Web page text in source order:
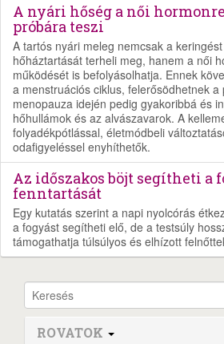
A nyári hőség a női
próbára teszi
A tartós nyári meleg nemcsak a
hőháztartását terheli meg, hanem a női
működését is befolyásolhatja. Ennek
a menstruációs ciklus, felerősödhetnek a
menopauza idején pedig gyakoribbá és
hőhullámok és az alvászavarok. A
folyadékpótlással, életmódbeli
odafigyeléssel enyhíthetők.
Az időszakos böjt segítheti a
fenntartását
Egy kutatás szerint a napi nyolcórás
a fogyást segítheti elő, de a testsúly
támogathatja túlsúlyos és elhízott
ROVATOK